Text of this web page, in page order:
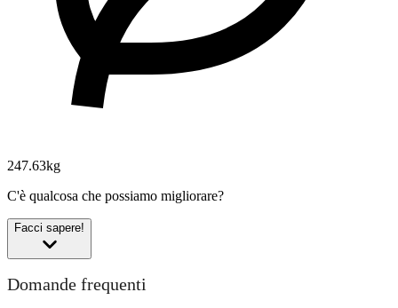
247.63kg
C'è qualcosa che possiamo migliorare?
Facci sapere!
Domande frequenti